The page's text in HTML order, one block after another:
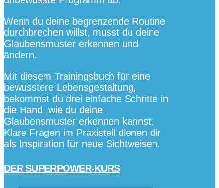
Wenn du deine begrenzende Routine
durchbrechen willst, musst du deine
Glaubensmuster erkennen und
ändern.
Mit diesem Trainingsbuch für eine
bewusstere Lebensgestaltung,
bekommst du drei einfache Schritte in
die Hand, wie du deine
Glaubensmuster erkennen kannst.
Klare Fragen im Praxisteil dienen dir
als Inspiration für neue Sichtweisen.
DER SUPERPOWER-KURS